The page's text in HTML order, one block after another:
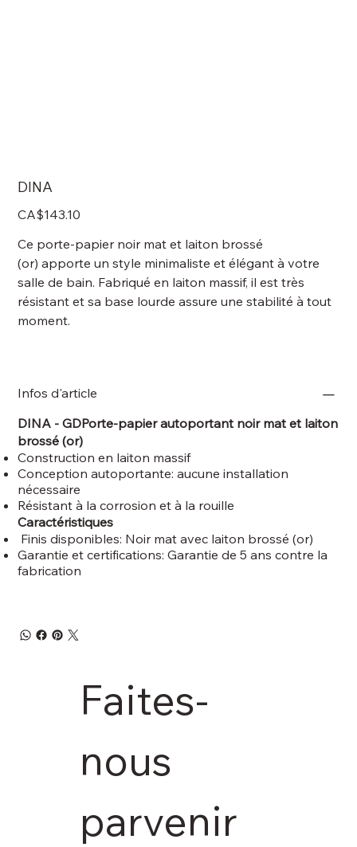
DINA
Price
CA$143.10
Ce porte-papier noir mat et laiton brossé
(or) apporte un style minimaliste et élégant à votre
salle de bain. Fabriqué en laiton massif, il est très
résistant et sa base lourde assure une stabilité à tout
moment.
Infos d'article
DINA - GDPorte-papier autoportant noir mat et laiton
brossé (or)
Construction en laiton massif
Conception autoportante: aucune installation
nécessaire
Résistant à la corrosion et à la rouille
Caractéristiques
Finis disponibles: Noir mat avec laiton brossé (or)
Garantie et certifications: Garantie de 5 ans contre la
fabrication
Faites-
nous
parvenir